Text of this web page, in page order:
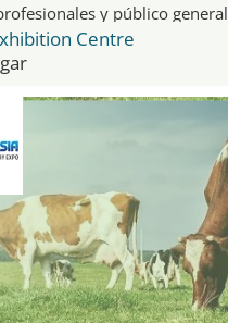
y público general
Centre